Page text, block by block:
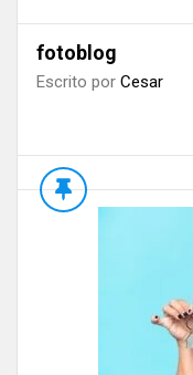
fotoblog
Escrito por Cesar